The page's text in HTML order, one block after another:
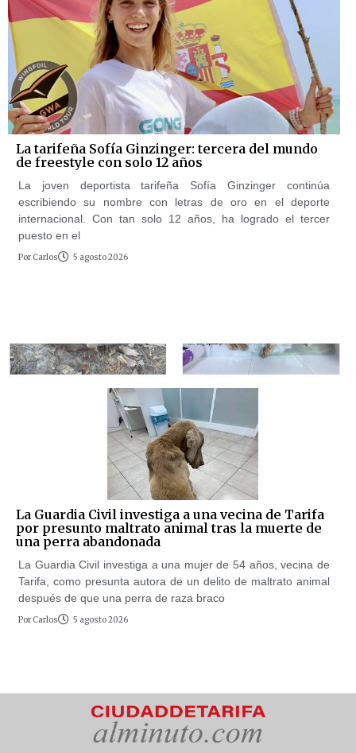
La tarifeña Sofía Ginzinger: tercera del mundo
de freestyle con solo 12 años
La joven deportista tarifeña Sofía Ginzinger continúa
escribiendo su nombre con letras de oro en el deporte
internacional. Con tan solo 12 años, ha logrado el tercer
puesto en el
Por Carlos 5 agosto 2026
La Guardia Civil investiga a una vecina de Tarifa
por presunto maltrato animal tras la muerte de
una perra abandonada
La Guardia Civil investiga a una mujer de 54 años, vecina de
Tarifa, como presunta autora de un delito de maltrato animal
después de que una perra de raza braco
Por Carlos 5 agosto 2026